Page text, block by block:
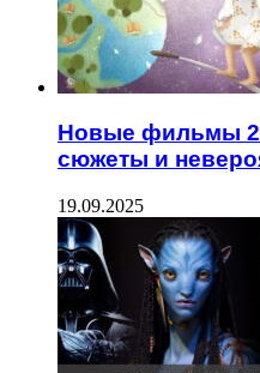
Новые фильмы
сюжеты и
19.09.2025